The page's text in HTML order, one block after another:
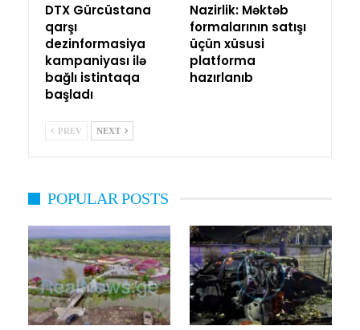
DTX Gürcüstana
qarşı
dezinformasiya
kampaniyası ilə
bağlı istintaqa
başladı
Nazirlik: Məktəb
formalarının satışı
üçün xüsusi
platforma
hazırlanıb
PREV NEXT
POPULAR POSTS